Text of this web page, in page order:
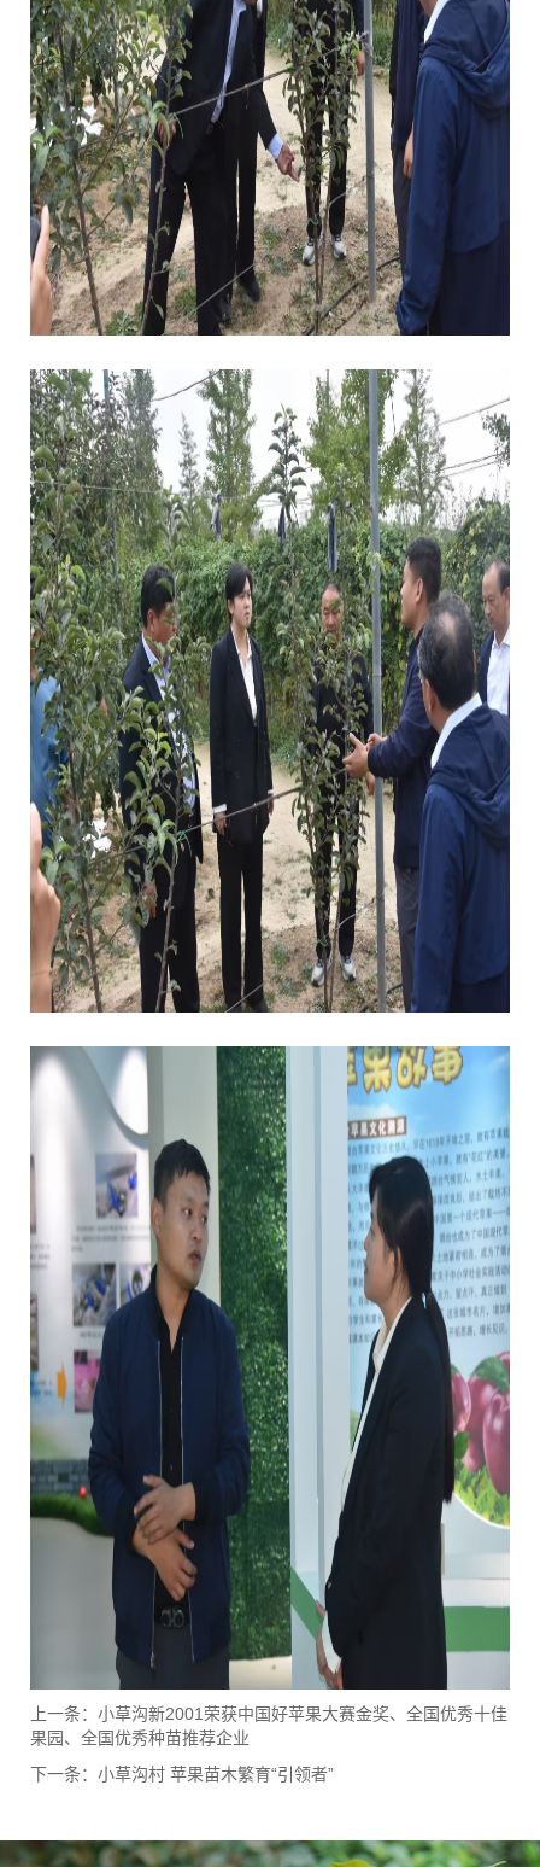
上一条： 小草沟新2001荣获中国好苹果大赛金奖、全国优秀十佳
果园、全国优秀种苗推荐企业
下一条： 小草沟村 苹果苗木繁育“引领者”